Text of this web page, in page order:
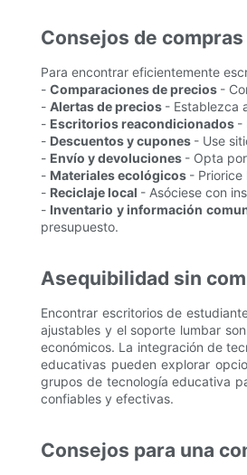
Consejos de
Para encontrar eficientemente
- Comparaciones de precios -
- Alertas de precios - Establezca
- Escritorios reacondicionados -
- Descuentos y cupones - Use
- Envío y devoluciones - Opta
- Materiales ecológicos - Priorice
- Reciclaje local - Asóciese con
- Inventario y información
presupuesto.
Asequibilidad sin
Encontrar escritorios de
ajustables y el soporte lumbar
económicos. La integración de
educativas pueden explorar
grupos de tecnología educativa
confiables y efectivas.
Consejos para una